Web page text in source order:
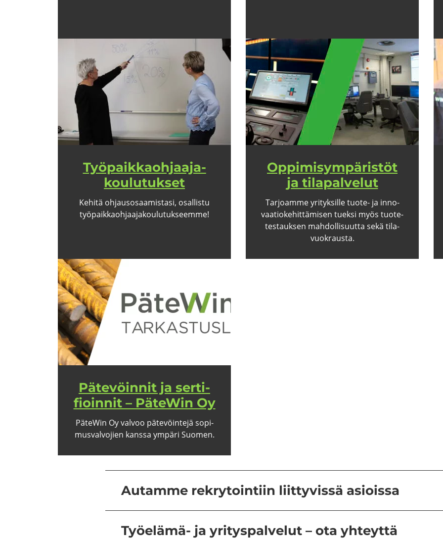
Työ­paik­kaoh­jaa­ja­
kou­lu­tuk­set
Ke­hi­tä oh­jaus­osaa­mis­ta­si, osal­lis­tu
työ­paik­kaoh­jaa­ja­kou­lu­tuk­seem­me!
Op­pi­mi­sym­pä­ris­töt
ja ti­la­pal­ve­lut
Tar­joam­me yri­tyk­sil­le tuote-​​ ja in­no­
vaa­tio­ke­hit­tä­mi­sen tuek­si myös tuo­te­
tes­tauk­sen mah­dol­li­suut­ta sekä ti­la­
vuo­kraus­ta.
Pä­te­vöin­nit ja ser­ti­
fioin­nit – PäteWin Oy
PäteWin Oy val­voo pä­te­vöin­te­jä so­pi­
mus­val­vo­jien kans­sa ym­pä­ri Suo­men.
Autamme rekrytointiin liittyvissä asioissa
Työelämä- ja yrityspalvelut – ota yhteyttä